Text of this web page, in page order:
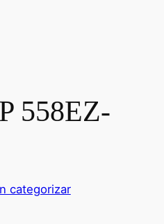
558EZ-
categorizar